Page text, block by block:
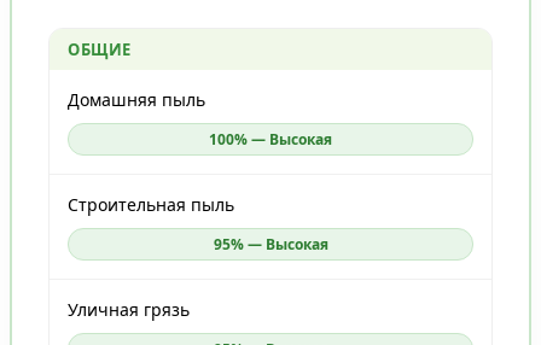
ОБЩИЕ
Домашняя пыль
100% — Высокая
Строительная пыль
95% — Высокая
Уличная грязь